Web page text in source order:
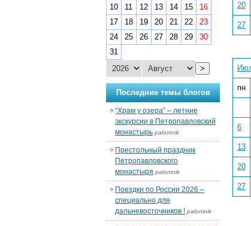
20
27
пн
6
13
20
27
10
11 12 13 14 15
16
17
18 19 20 21 22
23
24
25 26 27 28 29
30
31
>
Последние темы блогов
“Храм у озера” – летние
экскурсии в Петропавловский
монастырь palomnik
Престольный праздник
Петропавловского
монастыря palomnik
Поездки по России 2026 –
специально для
дальневосточников ! palomnik